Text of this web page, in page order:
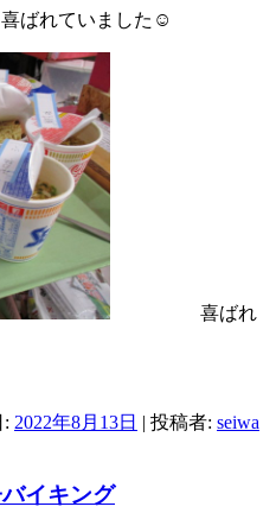
ばれていました☺
喜ばれ
: 2022年8月13日 | 投稿者: seiwa
イキング